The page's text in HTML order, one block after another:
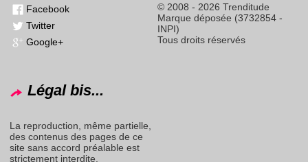
Facebook
Twitter
Google+
© 2008 - 2026 Trenditude
Marque déposée (3732854 -
INPI)
Tous droits réservés
Légal bis...
La reproduction, même partielle,
des contenus des pages de ce
site sans accord préalable est
strictement interdite.